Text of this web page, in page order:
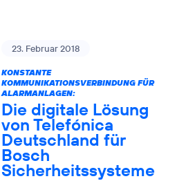
23. Februar 2018
KONSTANTE
KOMMUNIKATIONSVERBINDUNG FÜR
ALARMANLAGEN:
Die digitale Lösung
von Telefónica
Deutschland für
Bosch
Sicherheitssysteme